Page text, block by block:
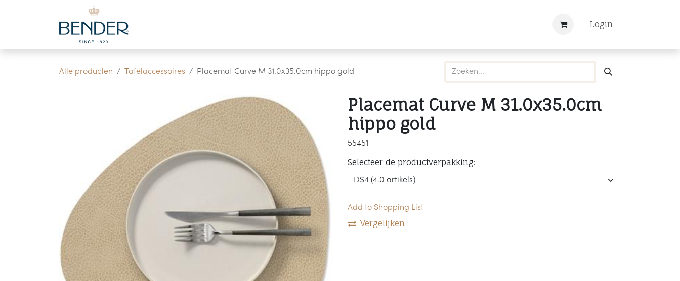
Overslaan naar inhoud
Login
Alle producten Tafelaccessoires Placemat Curve M 31.0x35.0cm hippo gold
Placemat Curve M 31.0x35.0cm
hippo gold
55451
Selecteer de productverpakking:
Add to Shopping List
Vergelijken